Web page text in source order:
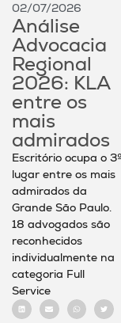
02/07/2026
Análise
Advocacia
Regional
2026: KLA
entre os
mais
admirados
Escritório ocupa o 3º
lugar entre os mais
admirados da
Grande São Paulo.
18 advogados são
reconhecidos
individualmente na
categoria Full
Service